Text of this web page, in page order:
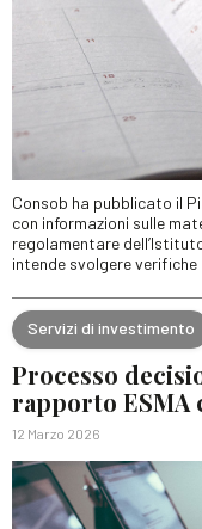
Consob ha pubblicato il
con informazioni sulle
regolamentare
intende svolgere
Servizi di investimento
Processo
rapporto ESMA
12 Marzo 2026